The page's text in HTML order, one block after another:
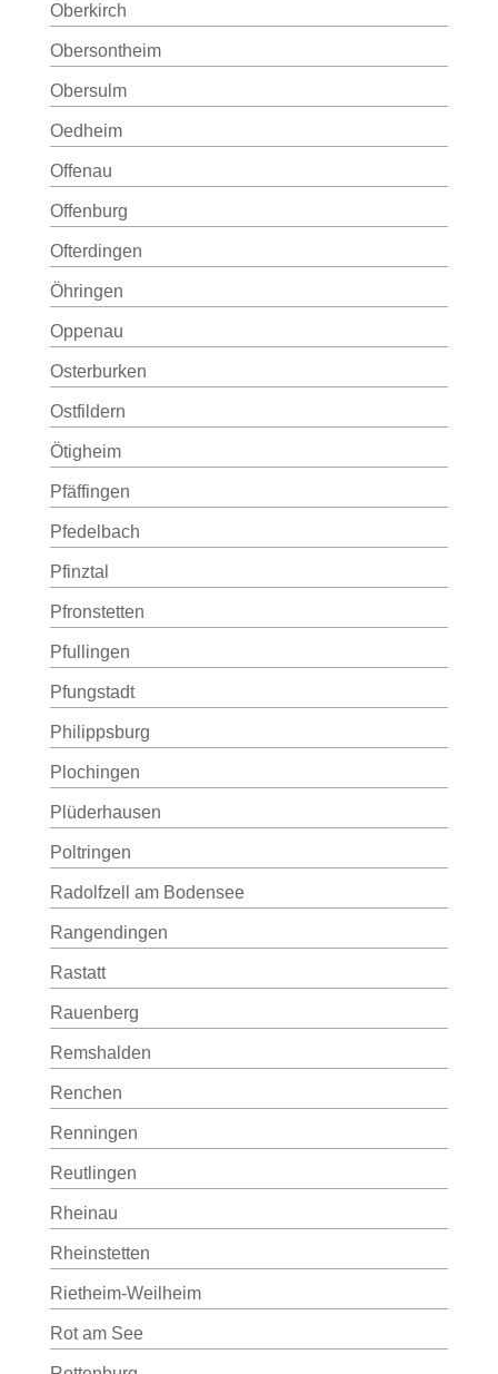
Oberkirch
Obersontheim
Obersulm
Oedheim
Offenau
Offenburg
Ofterdingen
Öhringen
Oppenau
Osterburken
Ostfildern
Ötigheim
Pfäffingen
Pfedelbach
Pfinztal
Pfronstetten
Pfullingen
Pfungstadt
Philippsburg
Plochingen
Plüderhausen
Poltringen
Radolfzell am Bodensee
Rangendingen
Rastatt
Rauenberg
Remshalden
Renchen
Renningen
Reutlingen
Rheinau
Rheinstetten
Rietheim-Weilheim
Rot am See